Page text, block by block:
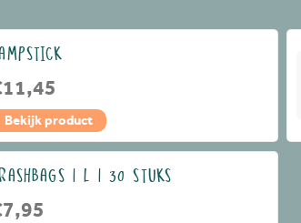
Bekijk product
| L | 30 STUKS